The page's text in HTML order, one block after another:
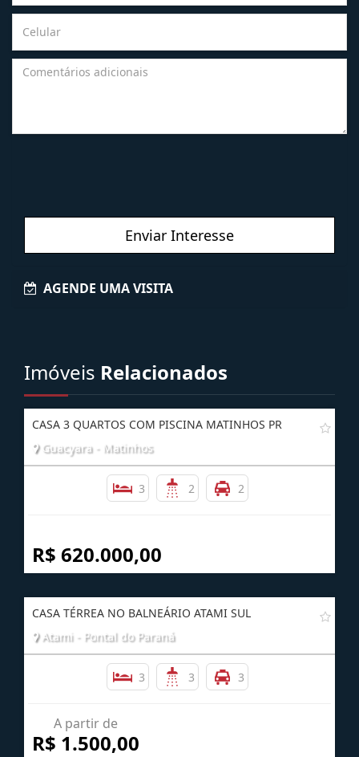
Enviar Interesse
AGENDE UMA VISITA
Imóveis Relacionados
CASA 3 QUARTOS COM PISCINA MATINHOS PR
Guacyara - Matinhos
3 2 2
R$ 620.000,00
CASA TÉRREA NO BALNEÁRIO ATAMI SUL
Atami - Pontal do Paraná
3 3 3
A partir de
R$ 1.500,00